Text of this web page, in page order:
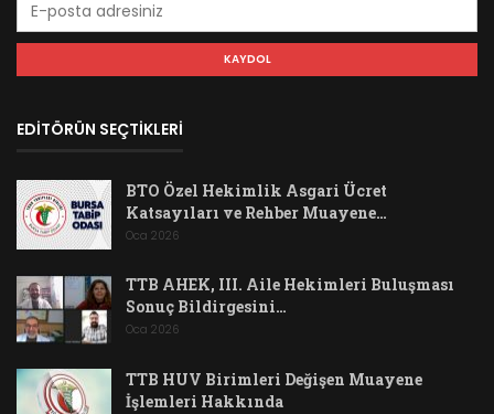
EDİTÖRÜN SEÇTİKLERİ
BTO Özel Hekimlik Asgari Ücret
Katsayıları ve Rehber Muayene…
Oca 2026
TTB AHEK, III. Aile Hekimleri Buluşması
Sonuç Bildirgesini…
Oca 2026
TTB HUV Birimleri Değişen Muayene
İşlemleri Hakkında